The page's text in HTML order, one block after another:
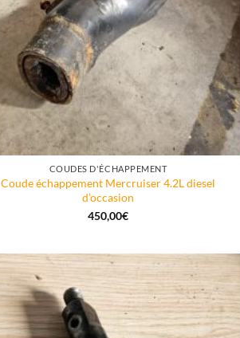
COUDES D'ÉCHAPPEMENT
Coude échappement Mercruiser 4.2L diesel
d’occasion
450,00€